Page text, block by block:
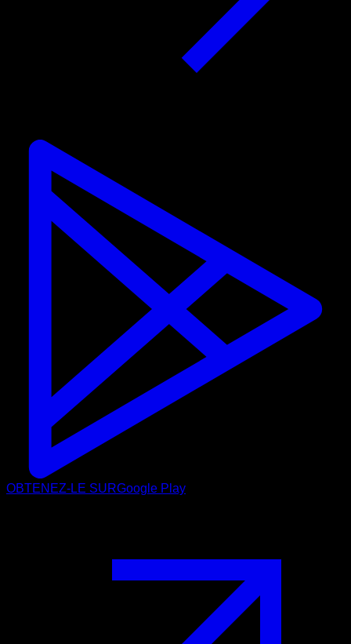
OBTENEZ-LE SURGoogle Play